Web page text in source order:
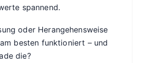
spannend.
oder Herangehensweise
besten funktioniert – und
die?